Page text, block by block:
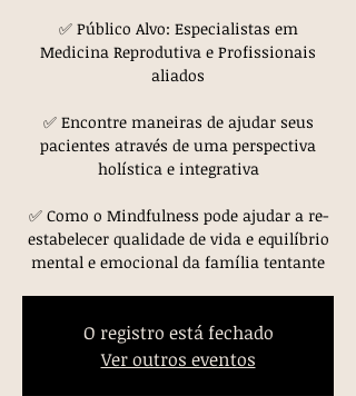
✅ Público Alvo: Especialistas em
Medicina Reprodutiva e Profissionais
aliados
✅ Encontre maneiras de ajudar seus
pacientes através de uma perspectiva
holística e integrativa
✅ Como o Mindfulness pode ajudar a re-
estabelecer qualidade de vida e equilíbrio
O registro está fechado
Ver outros eventos